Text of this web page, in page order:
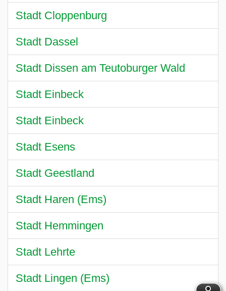
Stadt Cloppenburg
Stadt Dassel
Stadt Dissen am Teutoburger Wald
Stadt Einbeck
Stadt Einbeck
Stadt Esens
Stadt Geestland
Stadt Haren (Ems)
Stadt Hemmingen
Stadt Lehrte
Stadt Lingen (Ems)